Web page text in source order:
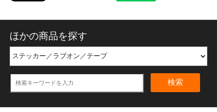
ほかの商品を探す
検索